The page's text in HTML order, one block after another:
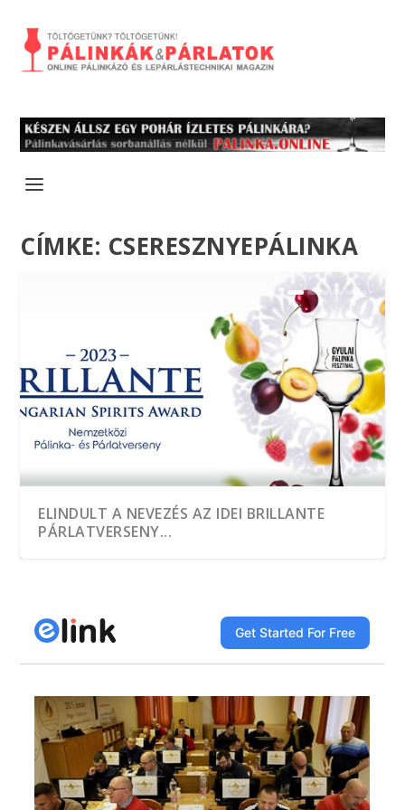
CÍMKE: CSERESZNYEPÁLINKA
ELINDULT A NEVEZÉS AZ IDEI BRILLANTE
PÁRLATVERSENY...
A HEGYKŐI 1 CSEPP PÁLINKAMANUFAKTÚRA
TÖBB, MINT EZER MINTÁT KÓSTOLTAK A
A JÓ PÁLINKA GAZDASÁGI ÉRTÉK
DÍJNYERTES PÁLINKA NINCS ALKOTÁS ÉS
A GYÜMÖLCS LEGJAVÁT ZÁRJÁK BE AZ